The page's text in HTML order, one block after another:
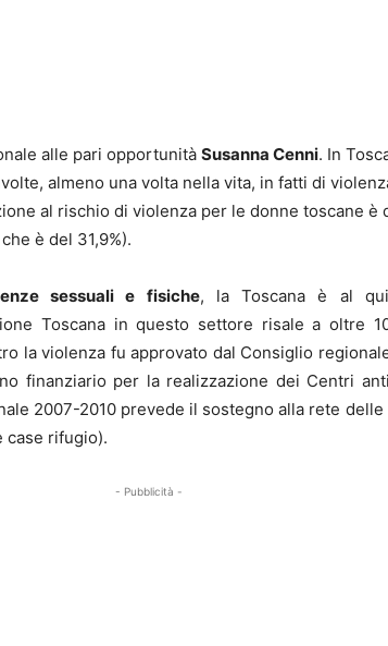
alle pari opportunità Susanna Cenni. In
almeno una volta nella vita, in fatti di
al rischio di violenza per le donne toscane è
è del 31,9%).
sessuali e fisiche, la Toscana è al
Toscana in questo settore risale a oltre
la violenza fu approvato dal Consiglio
finanziario per la realizzazione dei Centri
2007-2010 prevede il sostegno alla rete
case rifugio).
- Pubblicità -